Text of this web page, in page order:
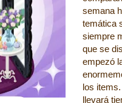
semana
temática
siempre
que se
empezó
los
llevará